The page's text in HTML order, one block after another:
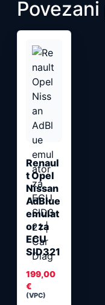
Renaul
t Opel
Nissan
AdBlue
emulat
or za
ECU
SID321
199,00
€
(VPC)